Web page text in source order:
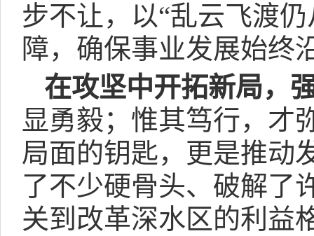
步不让，以“乱云飞渡
障，确保事业发展始终
在攻坚中开拓新局，
显勇毅；惟其笃行，才
局面的钥匙，更是推动
了不少硬骨头、破解了
关到改革深水区的利益